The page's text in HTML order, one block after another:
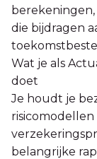
berekeningen,
die bijdragen
Wat je als
doet
Je houdt je
belangrijke